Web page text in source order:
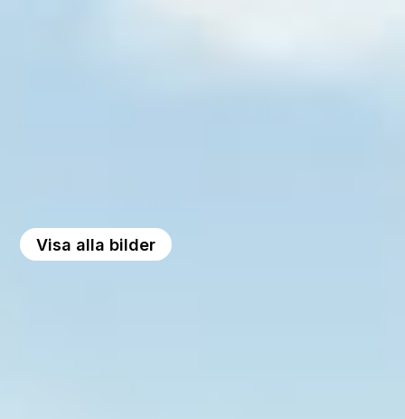
Visa alla bilder